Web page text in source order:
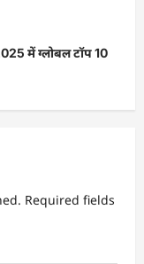
में ग्लोबल टॉप 10
Required fields